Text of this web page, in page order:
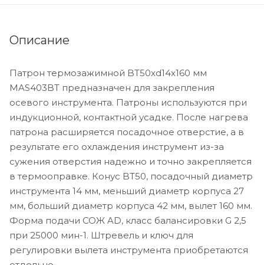
Описание
Патрон термозажимной BT50xd14x160 мм
MAS403BT предназначен для закрепления
осевого инструмента. Патроны используются при
индукционной, контактной усадке. После нагрева
патрона расширяется посадочное отверстие, а в
результате его охлаждения инструмент из-за
сужения отверстия надежно и точно закрепляется
в термооправке. Конус BT50, посадочный диаметр
инструмента 14 мм, меньший диаметр корпуса 27
мм, больший диаметр корпуса 42 мм, вылет 160 мм.
Форма подачи СОЖ AD, класс балансировки G 2,5
при 25000 мин-1. Штревель и ключ для
регулировки вылета инструмента приобретаются